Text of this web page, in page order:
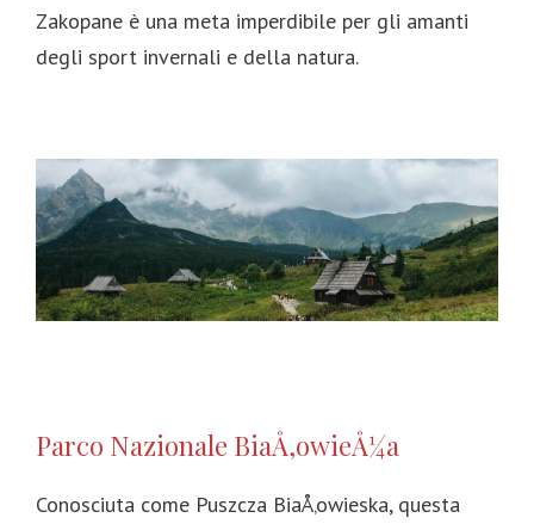
Zakopane è una meta imperdibile per gli amanti
degli sport invernali e della natura.
Parco Nazionale BiaÅ‚owieÅ¼a
Conosciuta come Puszcza BiaÅ‚owieska, questa